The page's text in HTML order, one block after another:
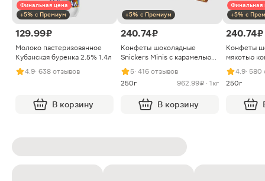
Финальная цена
+5% с Премиум
129.99 ₽
Молоко пастеризованное
Кубанская буренка 2.5% 1.4л
4.9· 638 отзывов
В корзину
+5% с Премиум
240.74 ₽
Конфеты шоколадные
Snickers Minis с карамелью
арахисом и нугой
5· 416 отзывов
250г
962.99 ₽ · 1кг
В корзину
Финальная
+5% с
240.74 ₽
Конфеты
мякотью
4.9· 580
250г